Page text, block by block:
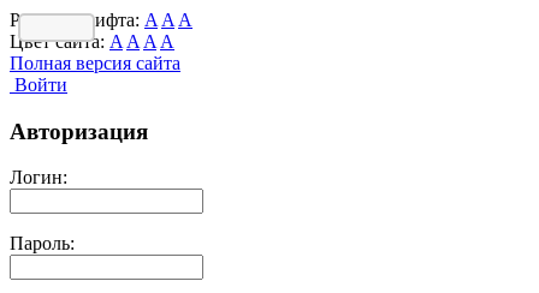
Размер шрифта: A A A
Цвет сайта: A A A A
Полная версия сайта
Войти
Авторизация
Логин:
Пароль: